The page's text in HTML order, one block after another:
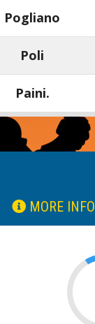
Pogliano
Poli
Paini.
MORE INFO